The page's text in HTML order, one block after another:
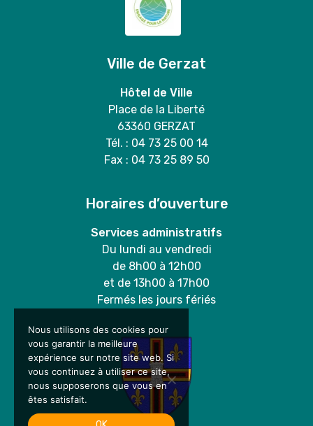
Ville de Gerzat
Hôtel de Ville
Place de la Liberté
63360 GERZAT
Tél. : 04 73 25 00 14
Fax : 04 73 25 89 50
Horaires d’ouverture
Services administratifs
Du lundi au vendredi
de 8h00 à 12h00
et de 13h00 à 17h00
Fermés les jours fériés
Nous utilisons des cookies pour
vous garantir la meilleure
expérience sur notre site web. Si
vous continuez à utiliser ce site,
nous supposerons que vous en
êtes satisfait.